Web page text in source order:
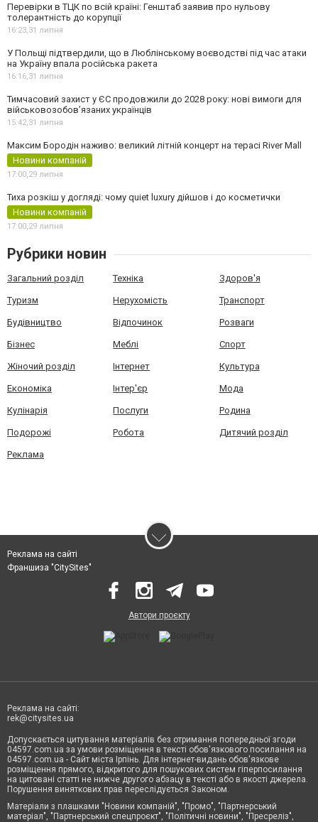
Перевірки в ТЦК по всій країні: Генштаб заявив про нульову
толерантність до корупції
16:23,31 липня
У Польщі підтвердили, що в Люблінському воєводстві під час атаки
на Україну впала російська ракета
16:16,31 липня
Тимчасовий захист у ЄС продовжили до 2028 року: нові вимоги для
військовозобов’язаних українців
15:42,31 липня
Максим Бородін наживо: великий літній концерт на терасі River Mall
Новини компаній
17:00,29 липня
Тиха розкіш у догляді: чому quiet luxury дійшов і до косметички
Новини компаній
17:00,29 липня
Рубрики новин
Загальний розділ Техніка Здоров'я
Туризм Нерухомість Транспорт
Будівництво Відпочинок Розваги
Бізнес Меблі Спорт
Жіночий розділ Інтернет Культура
Економіка Інтер'єр Мода
Кулінарія Послуги Родина
Подорожі Робота Дитячий розділ
Реклама
Реклама на сайті
Франшиза "CitySites"
Автори проєкту
Реклама на сайті:
rek@citysites.ua
Допускається цитування матеріалів без отримання попередньої згоди
04597.com.ua за умови розміщення в тексті обов'язкового посилання на
04597.com.ua - Сайт міста Ірпінь. Для інтернет-видань обов'язкове
розміщення прямого, відкритого для пошукових систем гіперпосилання
на цитовані статті не нижче другого абзацу в тексті або в якості джерела.
Порушення виняткових прав переслідується Законом.
Матеріали з плашками "Новини компаній", "Промо", "Партнерський
матеріал", "Партнерський спецпроєкт", "Політичні новини", "Пресреліз",